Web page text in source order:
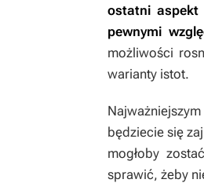
ostatni aspekt
pewnymi
możliwości
warianty istot.
będziecie się
mogłoby
sprawić, żeby